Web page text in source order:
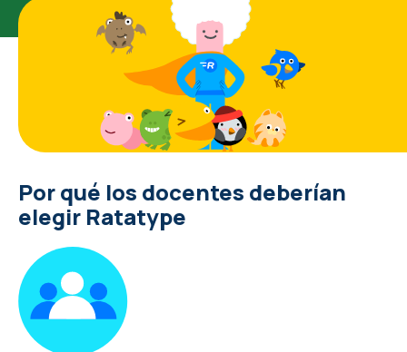
Por qué los docentes deberían
elegir Ratatype